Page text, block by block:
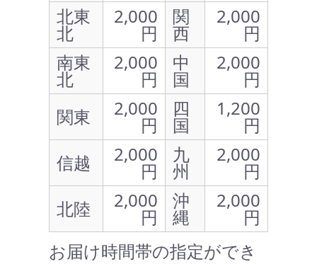
北東
北
2,000
円
関
西
2,000
円
南東
北
2,000
円
中
国
2,000
円
関東
2,000
円
四
国
1,200
円
信越
2,000
円
九
州
2,000
円
北陸
2,000
円
沖
縄
2,000
円
お届け時間帯の指定ができ